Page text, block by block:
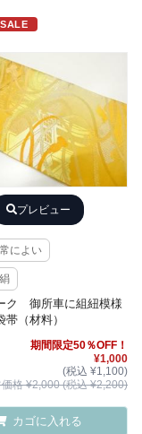
SALE
プレビュー
によい
ク 御所車に組紐模様
（材料）
期間限定50％OFF！
¥1,000
(税込 ¥1,100)
格 ¥2,000 (税込 ¥2,200)
カゴに入れる